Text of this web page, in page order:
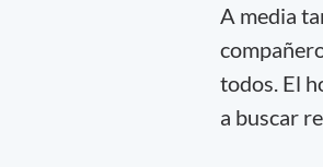
A media
todos. El
a buscar